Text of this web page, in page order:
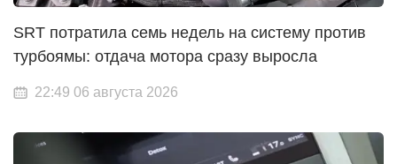
SRT потратила семь недель на систему против
турбоямы: отдача мотора сразу выросла
22:49 06 августа 2026